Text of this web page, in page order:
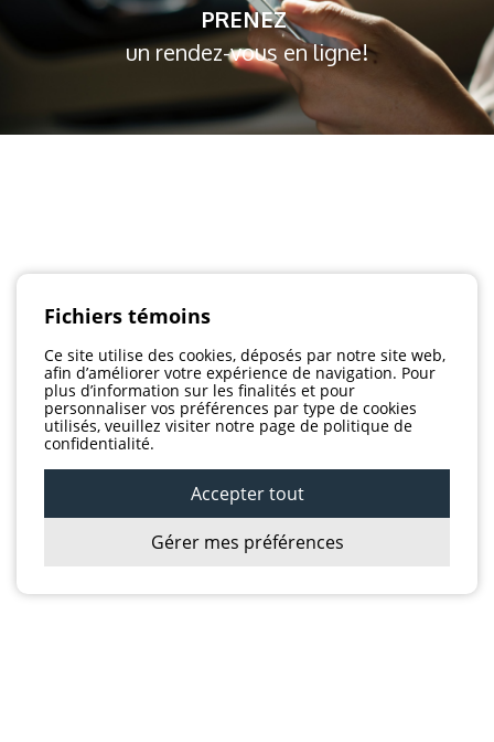
PRENEZ
un rendez-vous en ligne!
Fichiers témoins
Ce site utilise des cookies, déposés par notre site web,
afin d’améliorer votre expérience de navigation. Pour
plus d’information sur les finalités et pour
personnaliser vos préférences par type de cookies
utilisés, veuillez visiter notre page de politique de
confidentialité.
Accepter tout
Gérer mes préférences